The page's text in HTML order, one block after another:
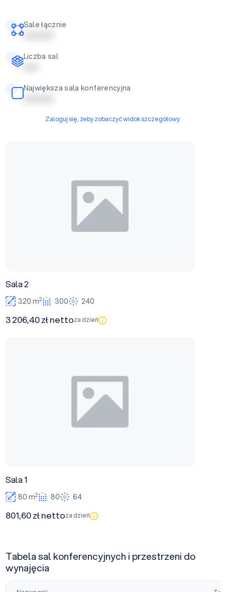
Sale łącznie
| | | | | | | | | |
Liczba sal
| | | | |
Największa sala konferencyjna
| | | | | | | | | |
Zaloguj się, żeby zobaczyć widok szczegółowy
Sala 2
320 m2 300 240
3 206,40 zł nettoza dzień
Sala 1
80 m2 80 64
801,60 zł nettoza dzień
Tabela sal konferencyjnych i przestrzeni do
wynajęcia